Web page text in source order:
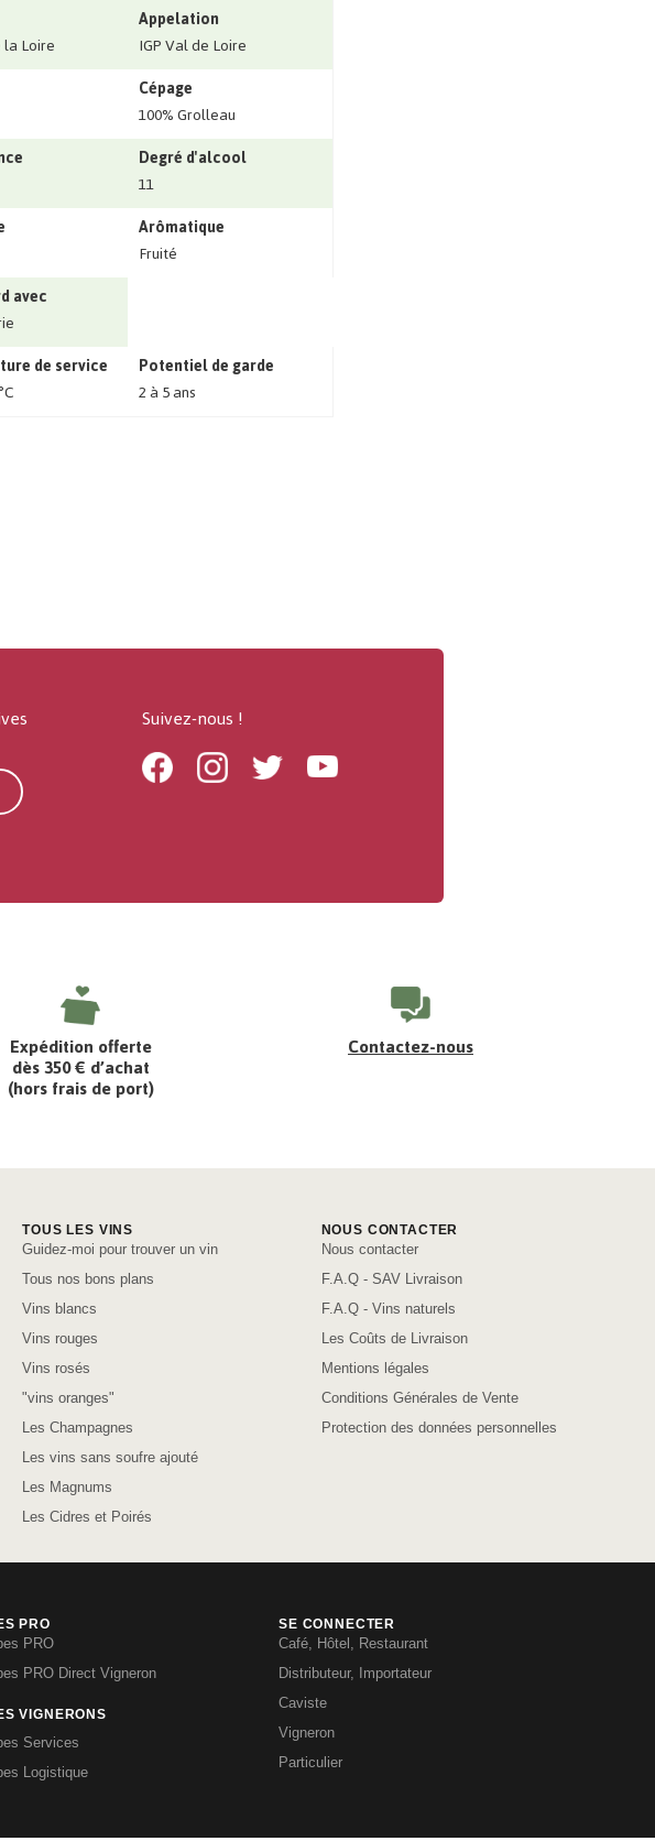
Loire
Appelation
IGP Val de Loire
Cépage
100% Grolleau
Degré d'alcool
11
Arômatique
Fruité
avec
de service
Potentiel de garde
2 à 5 ans
Suivez-nous !
FacebookInstagramTwitter Youtube
Expédition offerte
dès 350 € d’achat
(hors frais de port)
Contactez-nous
TOUS LES VINS
Guidez-moi pour trouver un vin
Tous nos bons plans
Vins blancs
Vins rouges
Vins rosés
"vins oranges"
Les Champagnes
Les vins sans soufre ajouté
Les Magnums
Les Cidres et Poirés
NOUS CONTACTER
Nous contacter
F.A.Q - SAV Livraison
F.A.Q - Vins naturels
Les Coûts de Livraison
Mentions légales
Conditions Générales de Vente
Protection des données personnelles
PRO
PRO
PRO Direct Vigneron
VIGNERONS
Services
Logistique
SE CONNECTER
Café, Hôtel, Restaurant
Distributeur, Importateur
Caviste
Vigneron
Particulier